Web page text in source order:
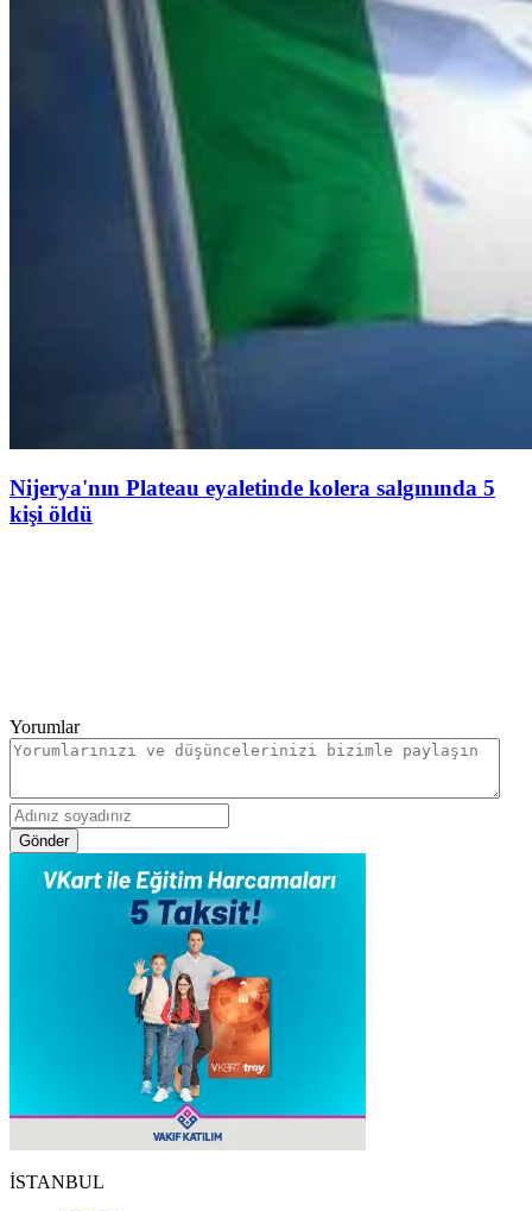
Nijerya'nın Plateau eyaletinde kolera salgınında 5
kişi öldü
Yorumlar
Gönder
İSTANBUL